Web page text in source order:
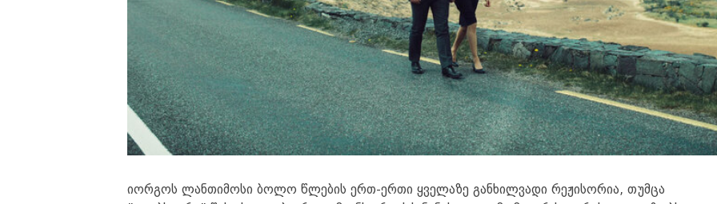
იორგოს ლანთიმოსი ბოლო წლების ერთ-ერთი ყველაზე განხილვადი რეჟისორია, თუმცა